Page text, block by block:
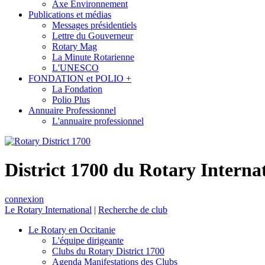
Axe Environnement
Publications et médias
Messages présidentiels
Lettre du Gouverneur
Rotary Mag
La Minute Rotarienne
L'UNESCO
FONDATION et POLIO +
La Fondation
Polio Plus
Annuaire Professionnel
L'annuaire professionnel
District 1700 du Rotary
connexion
Le Rotary International | Recherche de club
Le Rotary en Occitanie
L'équipe dirigeante
Clubs du Rotary District 1700
Agenda Manifestations des Clubs